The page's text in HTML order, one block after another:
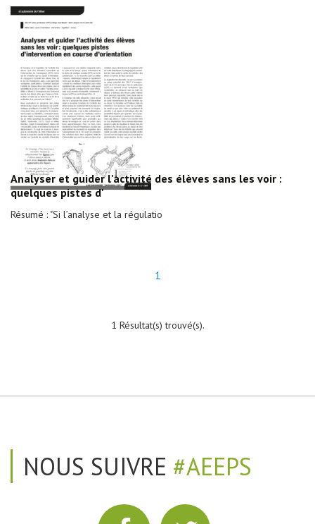
Analyser et guider l'activité des élèves sans les voir :
quelques pistes d'
Résumé : "Si l’analyse et la régulatio
1
1 Résultat(s) trouvé(s).
NOUS SUIVRE #AEEPS